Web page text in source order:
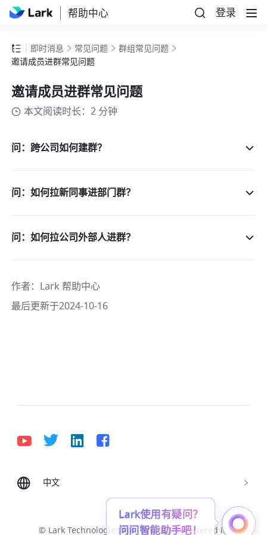
帮助中心 登录
即时消息 常见问题
群组常见问题
邀请成员进群常见问题
邀请成员进群常见问题
本文阅读时长：2 分钟
问：跨公司如何建群？
问：如何拉新同事进部门群？
问：如何拉公司外部人进群？
作者： Lark 帮助中心
最后更新于2024-10-16
中文
Deutsch English
Español
Português (Brasil)
© Lark Technologies Pte. Ltd. Headquartered in
Lark使用有疑问？
问问智能助手吧！